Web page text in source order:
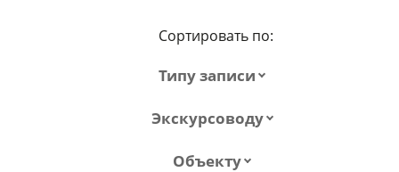
Сортировать по:
Типу записи
Экскурсоводу
Объекту